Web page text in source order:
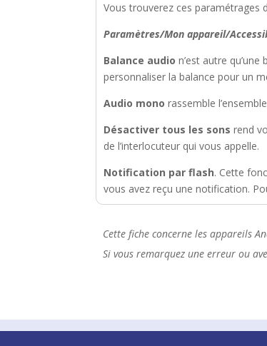
Vous trouverez ces paramétrages
Paramètres/Mon appareil/
Balance audio n’est autre
personnaliser la balance pour un
Audio mono rassemble
Désactiver tous les sons rend
de l’interlocuteur qui vous appelle.
Notification par flash. Cette
vous avez reçu une notification.
Cette fiche concerne les appareils
Si vous remarquez une erreur ou